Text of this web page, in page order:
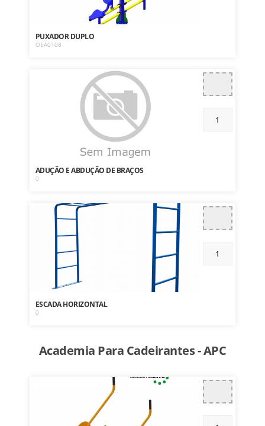
PUXADOR DUPLO
OEA0108
ADUÇÃO E ABDUÇÃO DE BRAÇOS
0
ESCADA HORIZONTAL
0
Academia Para Cadeirantes - APC